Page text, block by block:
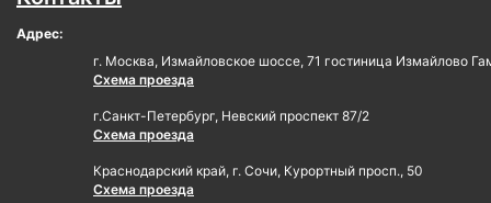
Адрес:
г. Москва, Измайловское шоссе, 71 гостиница Измайлово
Схема проезда
г.Санкт-Петербург, Невский проспект 87/2
Схема проезда
Краснодарский край, г. Сочи, Курортный просп., 50
Схема проезда